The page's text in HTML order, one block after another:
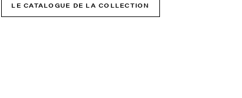
LE CATALOGUE DE LA COLLECTION